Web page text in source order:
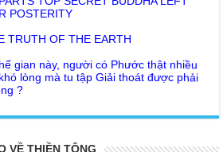
lòng mà tu tập Giải thoát được phải
?
Ngộ & Giải thoát
nhận ra Phật Tánh được diễn tả trạng
VỀ THIỀN TÔNG
để đức cho con?